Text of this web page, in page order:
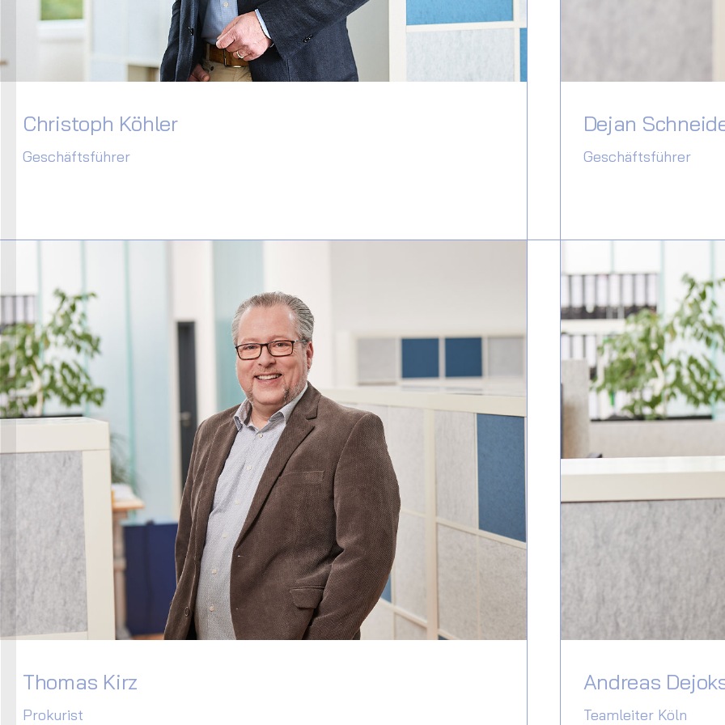
Christoph Köhler
Geschäftsführer
Dejan
Geschäftsführer
Thomas Kirz
Prokurist
Andreas
Teamleiter Köln